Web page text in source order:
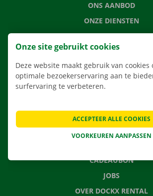
ONS AANBOD
ONZE DIENSTEN
LOCATIES
APP
VERHUISOPLOSSINGEN
CONTACTEER ONS
VEELGESTELDE VRAGEN
CADEAUBON
JOBS
OVER DOCKX RENTAL
Onze site gebruikt cookies
Deze website maakt gebruik van cookies
optimale bezoekerservaring aan te
surfervaring te verbeteren.
VOORKEUREN AANPASSEN
ACCEPTEER ALLE COOKIES